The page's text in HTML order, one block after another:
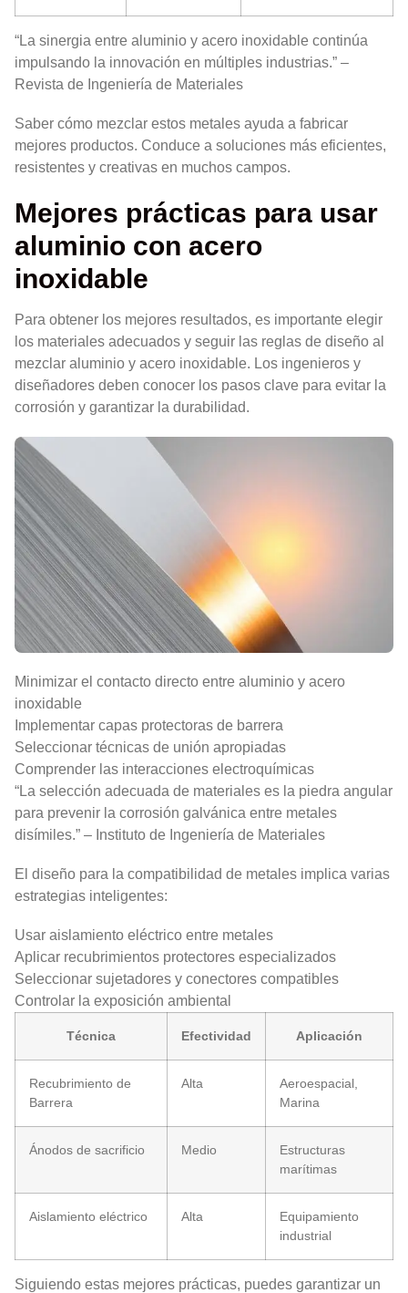
“La sinergia entre aluminio y acero inoxidable continúa
impulsando la innovación en múltiples industrias.” –
Revista de Ingeniería de Materiales
Saber cómo mezclar estos metales ayuda a fabricar
mejores productos. Conduce a soluciones más eficientes,
resistentes y creativas en muchos campos.
Mejores prácticas para usar
aluminio con acero
inoxidable
Para obtener los mejores resultados, es importante elegir
los materiales adecuados y seguir las reglas de diseño al
mezclar aluminio y acero inoxidable. Los ingenieros y
diseñadores deben conocer los pasos clave para evitar la
corrosión y garantizar la durabilidad.
Minimizar el contacto directo entre aluminio y acero
inoxidable
Implementar capas protectoras de barrera
Seleccionar técnicas de unión apropiadas
Comprender las interacciones electroquímicas
“La selección adecuada de materiales es la piedra angular
para prevenir la corrosión galvánica entre metales
disímiles.” – Instituto de Ingeniería de Materiales
El diseño para la compatibilidad de metales implica varias
estrategias inteligentes:
Usar aislamiento eléctrico entre metales
Aplicar recubrimientos protectores especializados
Seleccionar sujetadores y conectores compatibles
Controlar la exposición ambiental
Técnica Efectividad Aplicación
Recubrimiento de
Barrera
Alta
Aeroespacial,
Marina
Ánodos de sacrificio Medio
Estructuras
marítimas
Aislamiento eléctrico Alta
Equipamiento
industrial
Siguiendo estas mejores prácticas, puedes garantizar un